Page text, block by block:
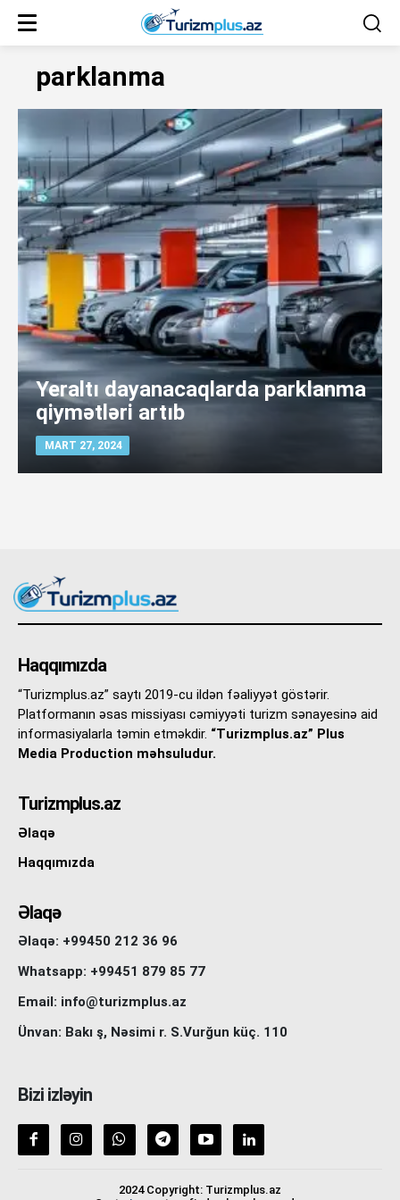
parklanma
Yeraltı dayanacaqlarda parklanma
qiymətləri artıb
MART 27, 2024
Haqqımızda
“Turizmplus.az” saytı 2019-cu ildən fəaliyyət göstərir.
Platformanın əsas missiyası cəmiyyəti turizm sənayesinə aid
informasiyalarla təmin etməkdir. “Turizmplus.az” Plus
Media Production məhsuludur.
Turizmplus.az
Əlaqə
Haqqımızda
Əlaqə
Əlaqə: +99450 212 36 96
Whatsapp: +99451 879 85 77
Email: info@turizmplus.az
Ünvan: Bakı ş, Nəsimi r. S.Vurğun küç. 110
Bizi izləyin
2024 Copyright: Turizmplus.az